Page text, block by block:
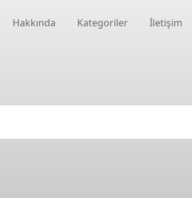
Hakkında Kategoriler İletişim